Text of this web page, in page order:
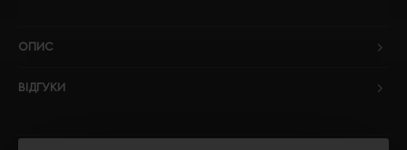
ОПИС
ВІДГУКИ